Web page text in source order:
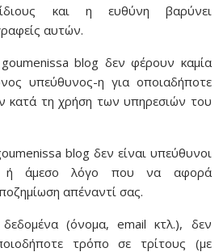
και η ευθύνη βαρύνει
αυτών.
goumenissa blog δεν φέρουν καμία
υπεύθυνος-η για οποιαδήποτε
κατά τη χρήση των υπηρεσιών του
blog δεν είναι υπεύθυνοι
ή άμεσο λόγο που να αφορά
απέναντί σας.
(όνομα, email κτλ.), δεν
τρόπο σε τρίτους (με